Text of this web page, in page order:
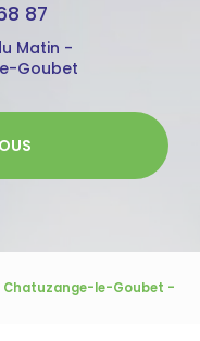
87
Matin -
Goubet
Chatuzange-le-Goubet -